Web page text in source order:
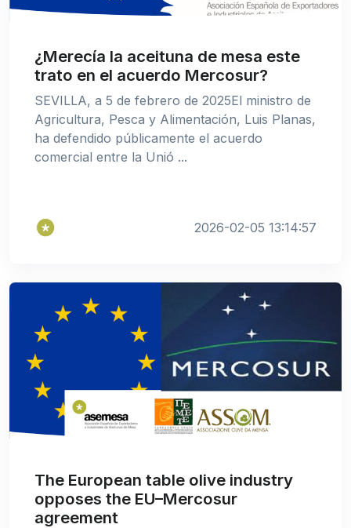
¿Merecía la aceituna de mesa este
trato en el acuerdo Mercosur?
SEVILLA, a 5 de febrero de 2025El ministro de
Agricultura, Pesca y Alimentación, Luis Planas,
ha defendido públicamente el acuerdo
comercial entre la Unió ...
2026-02-05 13:14:57
The European table olive industry
opposes the EU–Mercosur
agreement